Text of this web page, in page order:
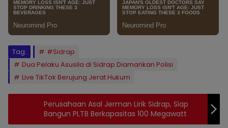
Tag:
#Sidrap
Dua Pelaku Asusila di Sidrap Diamankan Polisi
Live TikTok Berujung Jerat Hukum
Perusahaan Asal Jerman Lirik Sidrap, Siap
Bangun PLTB Berkapasitas 100 Megawatt